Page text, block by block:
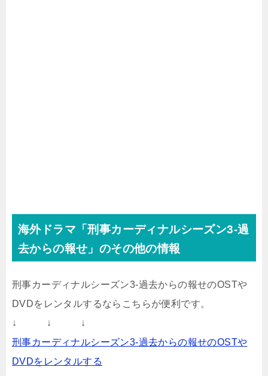
海外ドラマ「刑事カーディナルシーズン3-過
去からの報せ」のその他の情報
刑事カーディナルシーズン3-過去からの報せのOSTや
DVDをレンタルするならこちらが便利です。
↓ ↓ ↓
刑事カーディナルシーズン3-過去からの報せのOSTや
DVDをレンタルする